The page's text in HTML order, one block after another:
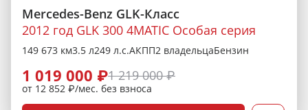
Mercedes-Benz GLK-Класс
2012 год GLK 300 4MATIC Особая серия
149 673 км3.5 л249 л.с.АКПП2 владельцаБензин
1 019 000 ₽1 219 000 ₽
от 12 852 ₽/мес. без взноса